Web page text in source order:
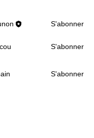
S'abonner
S'abonner
S'abonner